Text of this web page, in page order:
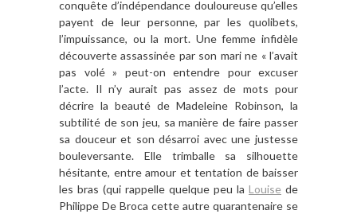
conquête d’indépendance douloureuse qu’elles
payent de leur personne, par les quolibets,
l’impuissance, ou la mort. Une femme infidèle
découverte assassinée par son mari ne « l’avait
pas volé » peut-on entendre pour excuser
l’acte. Il n’y aurait pas assez de mots pour
décrire la beauté de Madeleine Robinson, la
subtilité de son jeu, sa manière de faire passer
sa douceur et son désarroi avec une justesse
bouleversante. Elle trimballe sa silhouette
hésitante, entre amour et tentation de baisser
les bras (qui rappelle quelque peu la Louise de
Philippe De Broca cette autre quarantenaire se